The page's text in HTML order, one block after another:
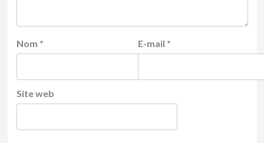
Nom * E-mail *
Site web